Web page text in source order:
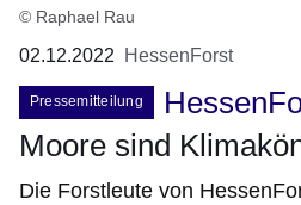
© Raphael Rau
02.12.2022 HessenForst
Pressemitteilung
Moore sind
Die Forstleute von